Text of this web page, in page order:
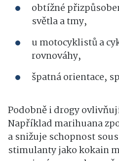
obtížné
světla a tmy,
u motocyklistů a
rovnováhy,
špatná orientace,
Podobně i drogy
Například marihuana
a snižuje schopnost
stimulanty jako kokain